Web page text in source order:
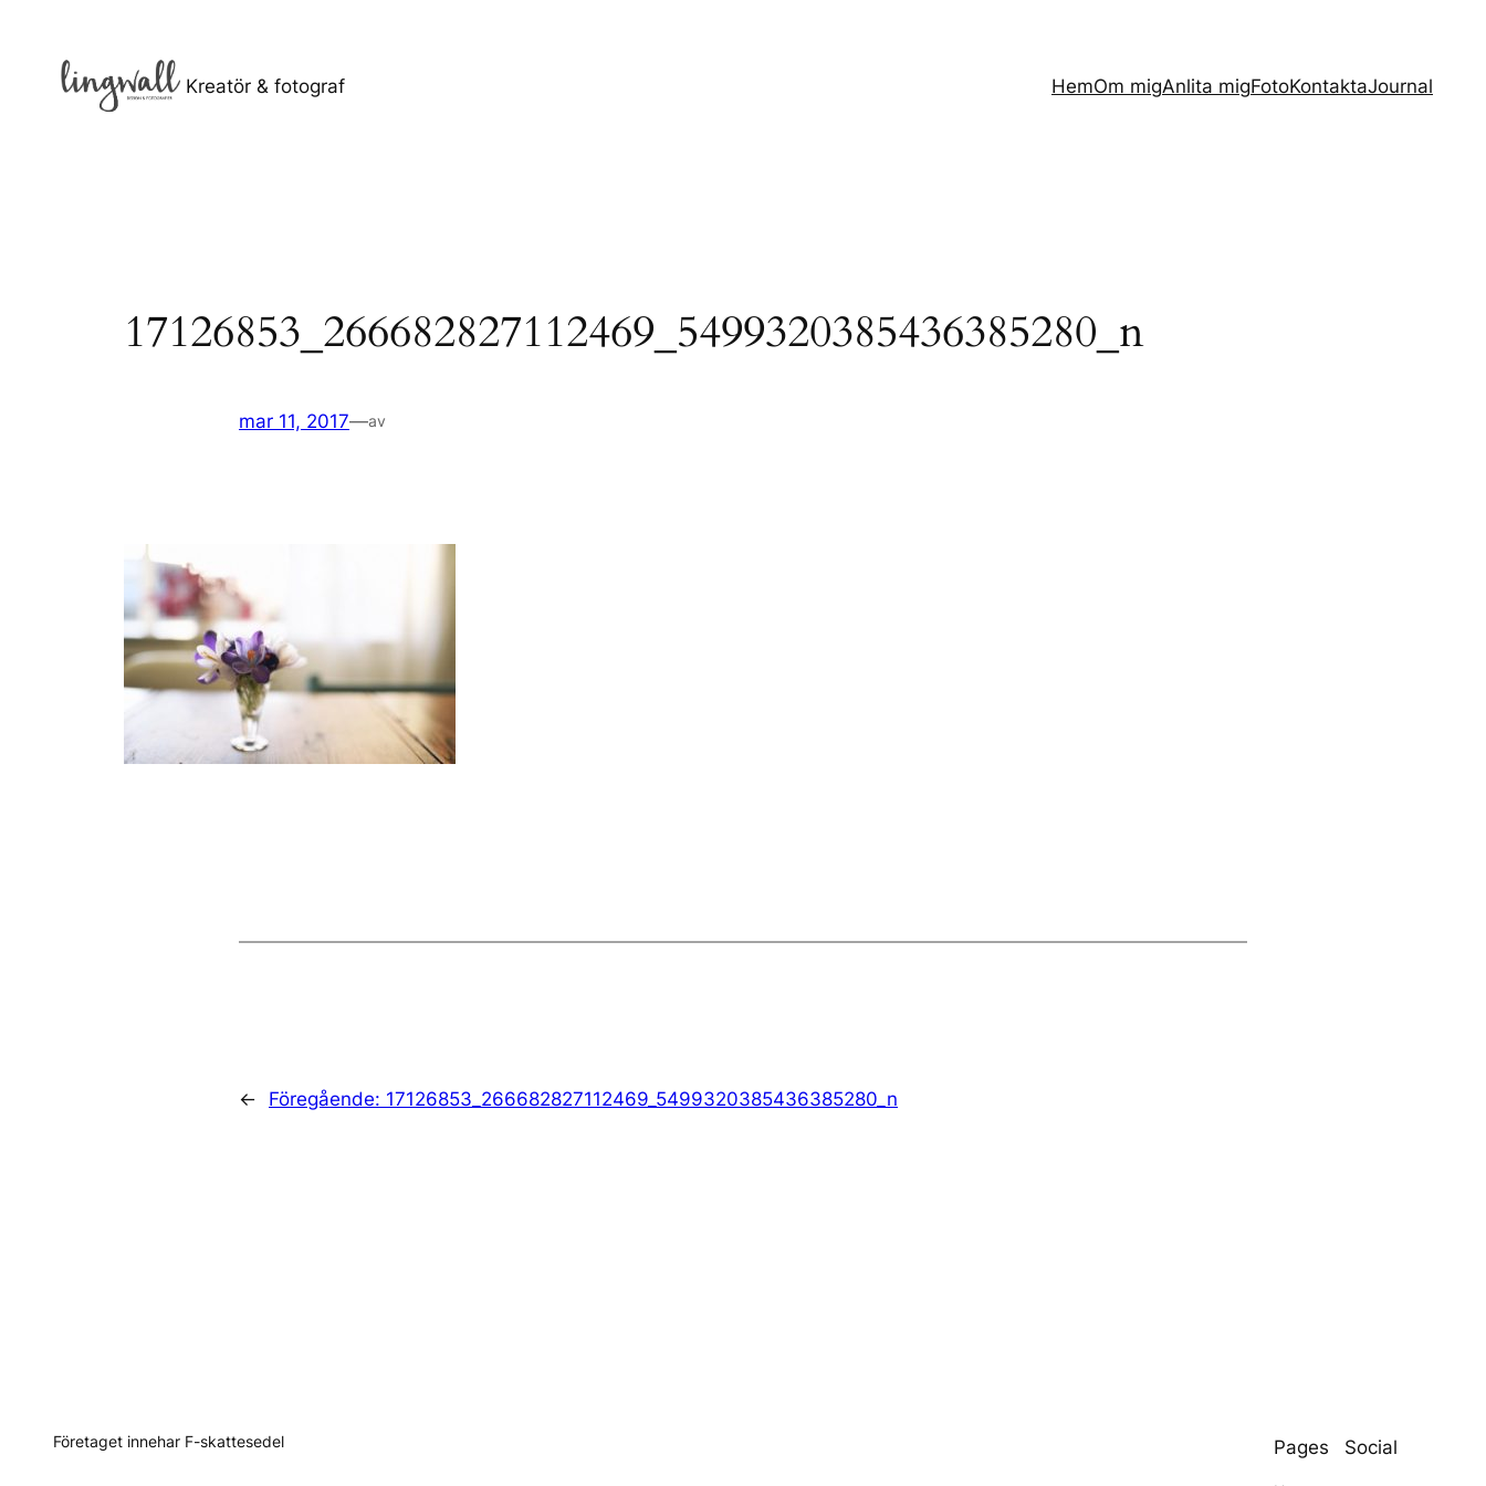
innehåll
Kreatör & fotograf HemOm migAnlita migFotoKontaktaJournal
17126853_266682827112469_5499320385436385280_n
mar 11, 2017—av
← Föregående: 17126853_266682827112469_5499320385436385280_n
Företaget innehar F-skattesedel Pages Social